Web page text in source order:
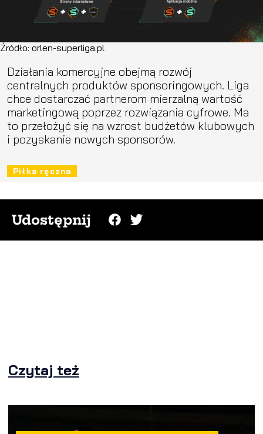
Źródło: orlen-superliga.pl
Działania komercyjne obejmą rozwój
centralnych produktów sponsoringowych. Liga
chce dostarczać partnerom mierzalną wartość
marketingową poprzez rozwiązania cyfrowe. Ma
to przełożyć się na wzrost budżetów klubowych
i pozyskanie nowych sponsorów.
Piłka ręczna
Udostępnij
Czytaj też